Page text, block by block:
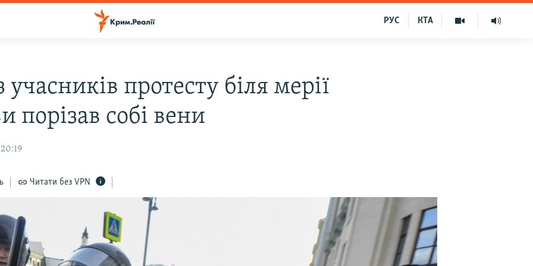
КТА
РУС
протесту біля мерії
порізав собі вени
Читати без VPN